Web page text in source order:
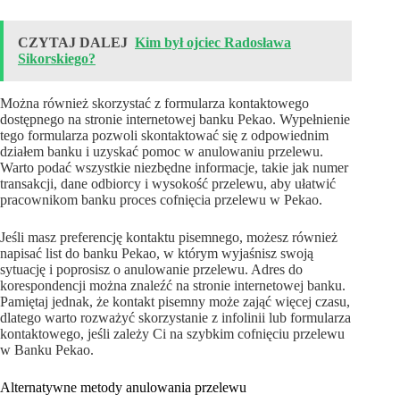
CZYTAJ DALEJ Kim był ojciec Radosława
Sikorskiego?
Można również skorzystać z formularza kontaktowego
dostępnego na stronie internetowej banku Pekao. Wypełnienie
tego formularza pozwoli skontaktować się z odpowiednim
działem banku i uzyskać pomoc w anulowaniu przelewu.
Warto podać wszystkie niezbędne informacje, takie jak numer
transakcji, dane odbiorcy i wysokość przelewu, aby ułatwić
pracownikom banku proces cofnięcia przelewu w Pekao.
Jeśli masz preferencję kontaktu pisemnego, możesz również
napisać list do banku Pekao, w którym wyjaśnisz swoją
sytuację i poprosisz o anulowanie przelewu. Adres do
korespondencji można znaleźć na stronie internetowej banku.
Pamiętaj jednak, że kontakt pisemny może zająć więcej czasu,
dlatego warto rozważyć skorzystanie z infolinii lub formularza
kontaktowego, jeśli zależy Ci na szybkim cofnięciu przelewu
w Banku Pekao.
Alternatywne metody anulowania przelewu